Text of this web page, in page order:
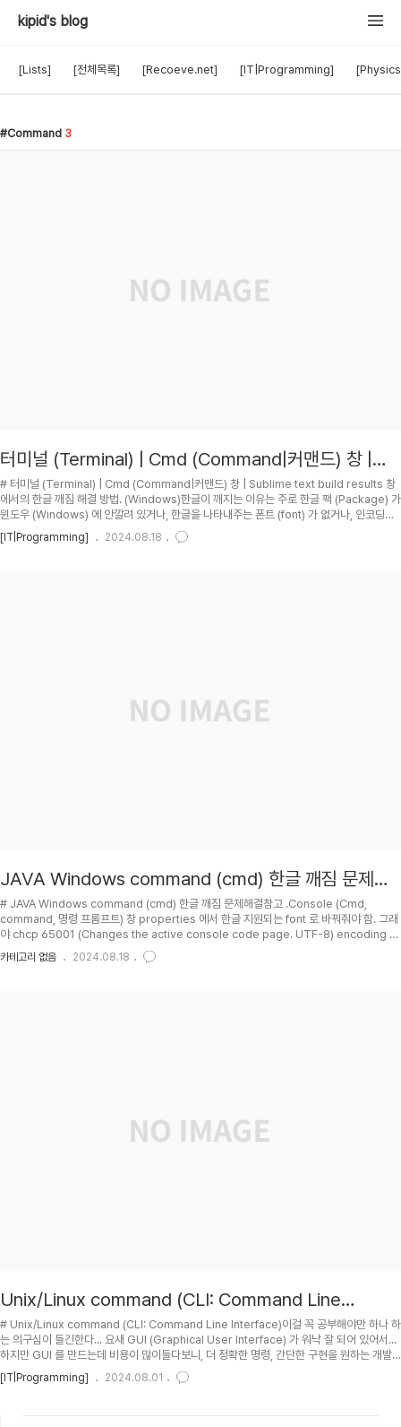
kipid's blog
[Lists] [전체목록] [Recoeve.net] [IT|Programming]
Command 3
터미널 (Terminal) | Cmd (Command|커맨드) 창 |
Sublime text build results 창 에서의 한글 깨짐 해결
방법. (Windows)
# 터미널 (Terminal) | Cmd (Command|커맨드) 창 | Sublime text build results 창
에서의 한글 깨짐 해결 방법. (Windows)한글이 깨지는 이유는 주로 한글 팩 (Package) 가
윈도우 (Windows) 에 안깔려 있거나, 한글을 나타내주는 폰트 (font) 가 없거나, 인코딩
(Encoding) 이 잘못되어 있는 경우 중 한가지다.개인적으론 AWS English Windows
server 를 돌리면서 Sublime text 로 runJavaC.sublime-build 로 Compile 및 실
[IT|Programming] 2024.08.18
JAVA Windows command (cmd) 한글 깨짐 문제해
결
# JAVA Windows command (cmd) 한글 깨짐 문제해결참고 .Console (Cmd,
command, 명령 프롬프트) 창 properties 에서 한글 지원되는 font 로 바꿔줘야 함. 그래
야 chcp 65001 (Changes the active console code page. UTF-8) encoding 이
제대로 표현됨.참조 .Start -> Run -> regeditGo to
[HKEY_LOCAL_MACHINE\Software\Microsoft\Command
카테고리 없음 2024.08.18
Unix/Linux command (CLI: Command Line
Interface)
# Unix/Linux command (CLI: Command Line Interface)이걸 꼭 공부해야만 하나 하
는 의구심이 들긴한다... 요새 GUI (Graphical User Interface) 가 워낙 잘 되어 있어서...
하지만 GUI 를 만드는데 비용이 많이들다보니, 더 정확한 명령, 간단한 구현을 원하는 개발
자 입장에선 CLI 가 꼭 필요하긴 한듯. 특히나 개발 초기의 것들은 GUI 까지 만들어지려면
한 세월일거라...## PH2024-07-30 : First posting.## TOC## Simple
[IT|Programming] 2024.08.01